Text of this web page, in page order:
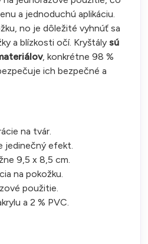
a jednoduchú aplikáciu.
no je dôležité vyhnúť sa
a blízkosti očí. Kryštály sú
, konkrétne 98 %
ich bezpečné a
na tvár.
jedinečný efekt.
9,5 x 8,5 cm.
na pokožku.
použitie.
a 2 % PVC.